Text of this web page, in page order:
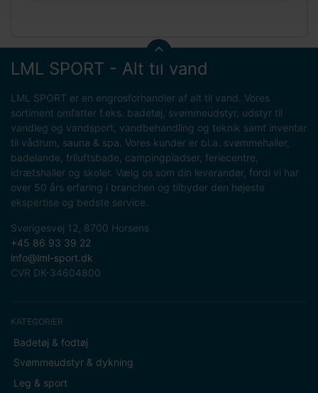
LML SPORT - Alt til vand
LML SPORT er en engrosforhandler af alt til vand. Vores
sortiment omfatter f.eks. badetøj, svømmeudstyr, udstyr til
vandleg og vandsport, vandbehandling og teknik samt inventar
til vådrum, sauna & spa. Vores kunder er bl.a. svømmehaller,
badelande, friluftsbade, campingpladser, feriecentre,
idrætshaller og skoler. Vælg os som din leverandør, fordi vi har
over 50 års erfaring i branchen og tilbyder den højeste
ekspertise og bedste service.
Sverigesvej 12, 8700 Horsens
+45 86 93 39 22
info@lml-sport.dk
CVR DK-34604800
KATEGORIER
Badetøj & fodtøj
Svømmeudstyr & dykning
Leg & sport